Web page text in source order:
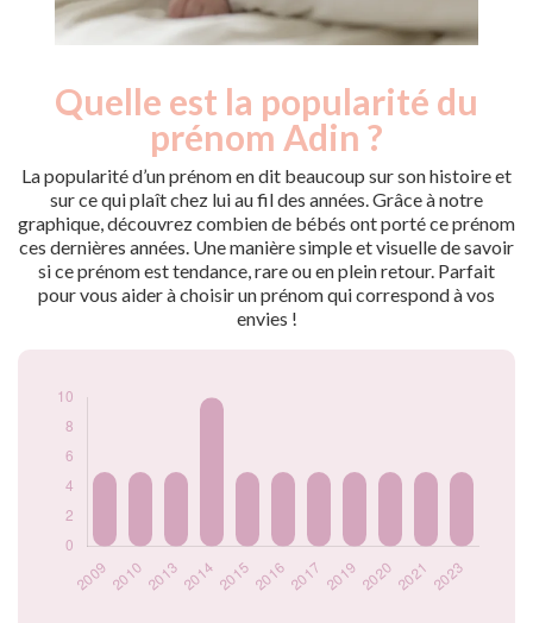
Quelle est la popularité du
prénom Adin ?
La popularité d’un prénom en dit beaucoup sur son histoire et
sur ce qui plaît chez lui au fil des années. Grâce à notre
graphique, découvrez combien de bébés ont porté ce prénom
ces dernières années. Une manière simple et visuelle de savoir
si ce prénom est tendance, rare ou en plein retour. Parfait
pour vous aider à choisir un prénom qui correspond à vos
envies !
Popularité du
prénom Adin par
Année
Nouveaux-
nés
2010
5
2013
5
2014
10
2015
5
2016
5
2017
5
2023